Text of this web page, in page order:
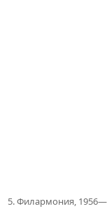
5. Филармония,